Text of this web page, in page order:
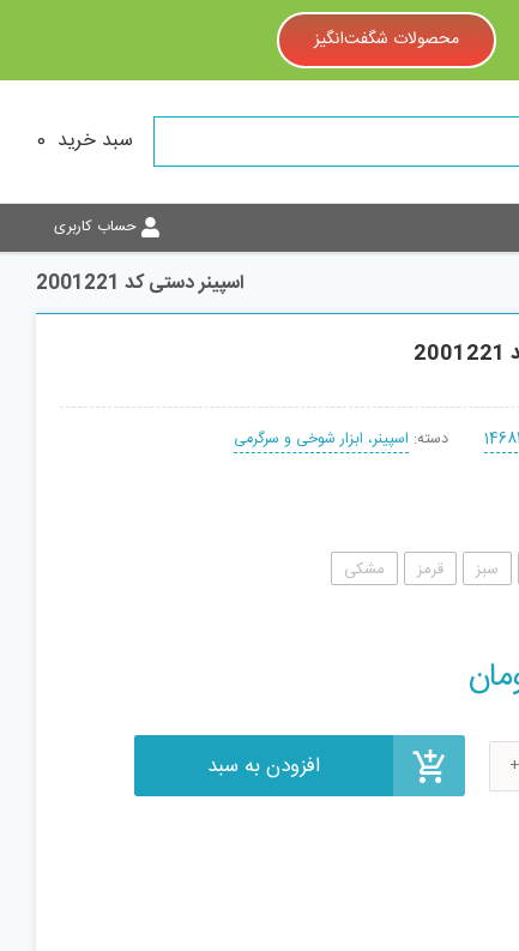
محصولات شگفت‌انگیز
سبد خرید 0
حساب کاربری
اسپینر دستی کد 2001221
دسته: اسپینر، ابزار شوخی و سرگرمی
سبز قرمز مشکی